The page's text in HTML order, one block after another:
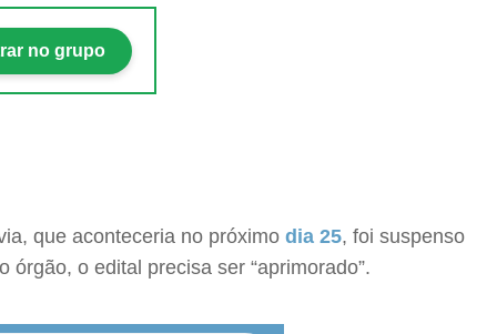
no grupo
que aconteceria no próximo dia 25, foi suspenso
o edital precisa ser “aprimorado”.